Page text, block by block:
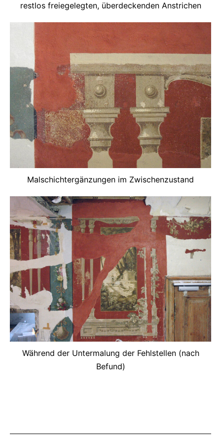
restlos freiegelegten, überdeckenden Anstrichen
Malschichtergänzungen im Zwischenzustand
Während der Untermalung der Fehlstellen (nach
Befund)